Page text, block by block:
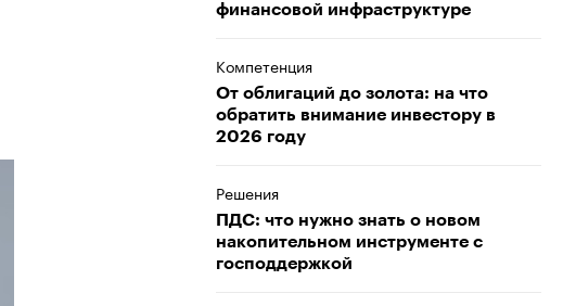
финансовой инфраструктуре
Компетенция
От облигаций до золота: на что
обратить внимание инвестору в
2026 году
Решения
ПДС: что нужно знать о новом
накопительном инструменте с
господдержкой